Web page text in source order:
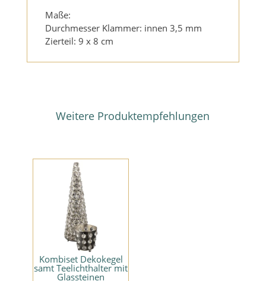
Maße:
Durchmesser Klammer: innen 3,5 mm
Zierteil: 9 x 8 cm
Weitere Produktempfehlungen
Kombiset Dekokegel
samt Teelichthalter mit
Glassteinen